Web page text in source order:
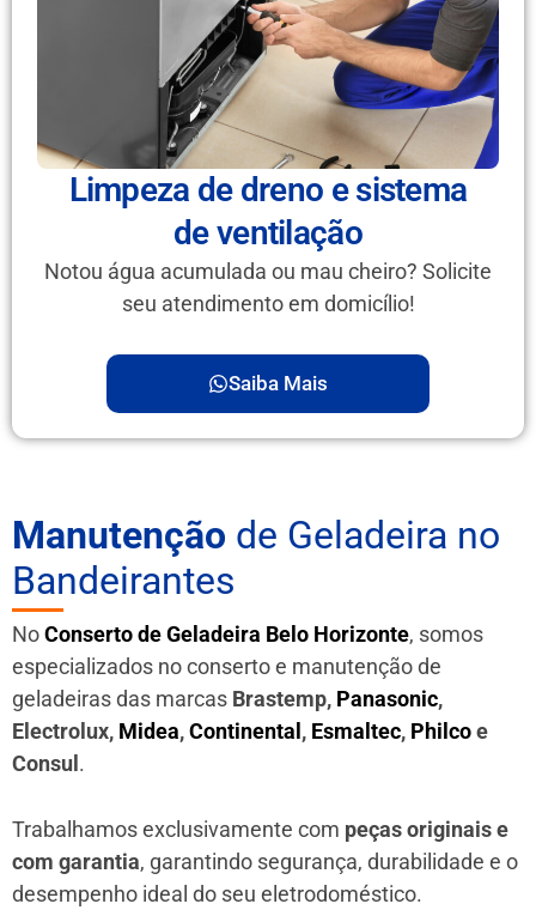
Limpeza de dreno e sistema
de ventilação
Notou água acumulada ou mau cheiro? Solicite
seu atendimento em domicílio!
Saiba Mais
Manutenção de Geladeira no
Bandeirantes
NoConserto de Geladeira Belo Horizonte, somos
especializados no conserto e manutenção de
geladeiras das marcas Brastemp, Panasonic,
Electrolux, Midea,Continental, Esmaltec, Philcoe
Consul.
Trabalhamos exclusivamente com peças originais e
com garantia, garantindo segurança, durabilidade e o
desempenho ideal do seu eletrodoméstico.